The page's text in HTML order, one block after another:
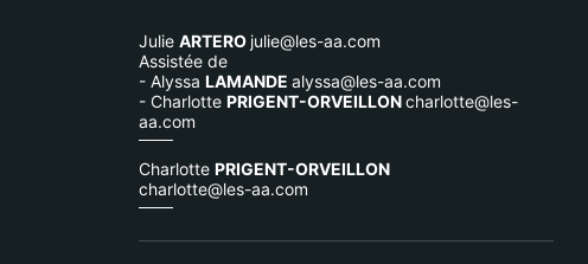
Julie ARTERO julie@les-aa.com
Assistée de
- Alyssa LAMANDE alyssa@les-aa.com
- Charlotte PRIGENT-ORVEILLONcharlotte@les-
aa.com
Charlotte PRIGENT-ORVEILLON
charlotte@les-aa.com